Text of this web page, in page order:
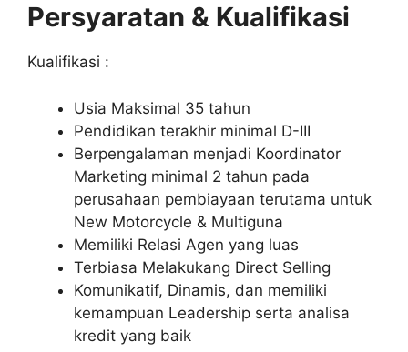
Persyaratan & Kualifikasi
Kualifikasi :
Usia Maksimal 35 tahun
Pendidikan terakhir minimal D-III
Berpengalaman menjadi Koordinator
Marketing minimal 2 tahun pada
perusahaan pembiayaan terutama untuk
New Motorcycle & Multiguna
Memiliki Relasi Agen yang luas
Terbiasa Melakukang Direct Selling
Komunikatif, Dinamis, dan memiliki
kemampuan Leadership serta analisa
kredit yang baik